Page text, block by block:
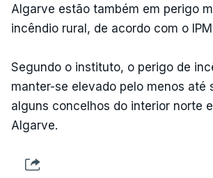
Algarve estão também em perigo
incêndio rural, de acordo com o
Segundo o instituto, o perigo de
manter-se elevado pelo menos até
alguns concelhos do interior norte
Algarve.